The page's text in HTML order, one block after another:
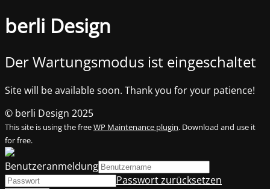
berli Design
Der Wartungsmodus ist eingeschaltet
Site will be available soon. Thank you for your patience!
© berli Design 2025
This site is using the freeWP Maintenance plugin. Download and use it
for free.
Benutzeranmeldung
Passwort zurücksetzen